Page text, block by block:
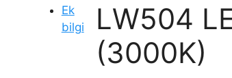
LW504
(3000K)
Ek
bilgi